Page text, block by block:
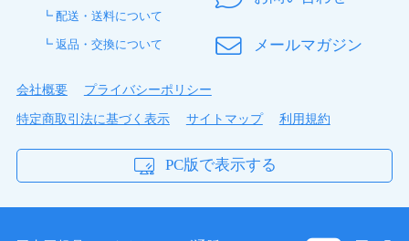
±0.00～-6.00（0.25刻み）
-1.75、-2.25
（-2.25は度数-6.50~-9.00にて製造な
円柱軸
(10°、60°、80°、100°、120°、170°は
白銀 さん ★ ★ ★ ★
生産できず、国内在庫も無いと言われて違うものを使用
していましたが、なんとなく見えにくくて…ダメもとで
みました。 すぐに届きましたし、これから安心して継
続的にお世話になりたいです。
┗ 配送・送料について
┗ 返品・交換について メールマガジン
会社概要
プライバシーポリシー
特定商取引法に基づく表示
サイトマップ 利用規約
PC版で表示する